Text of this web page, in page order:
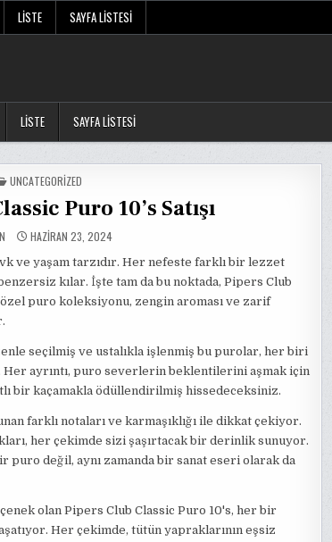
LISTE SAYFA LISTESI
LISTE SAYFA LISTESI
POSTED
IN
UNCATEGORIZED
Puro 10’s Satışı
HAZIRAN 23, 2024
yaşam tarzıdır. Her nefeste farklı bir lezzet
kılar. İşte tam da bu noktada, Pipers Club
özel puro koleksiyonu, zengin aroması ve zarif
seçilmiş ve ustalıkla işlenmiş bu purolar, her biri
Her ayrıntı, puro severlerin beklentilerini aşmak için
bir kaçamakla ödüllendirilmiş hissedeceksiniz.
farklı notaları ve karmaşıklığı ile dikkat çekiyor.
her çekimde sizi şaşırtacak bir derinlik sunuyor.
puro değil, aynı zamanda bir sanat eseri olarak da
olan Pipers Club Classic Puro 10's, her bir
Her çekimde, tütün yapraklarının eşsiz